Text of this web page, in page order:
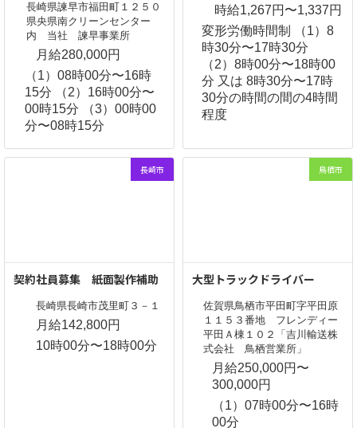
長崎県諫早市福田町１２５０
県央県南クリーンセンター
内 当社 諫早事業所
月給280,000円
（1）08時00分〜16時
15分 （2）16時00分〜
00時15分 （3）00時00
分〜08時15分
時給1,267円〜1,337円
変形労働時間制 （1）8
時30分〜17時30分
（2）8時00分〜18時00
分 又は 8時30分〜17時
30分の時間の間の4時間
程度
長崎市
契約社員募集 紙面製作補助
長崎県長崎市茂里町３－１
月給142,800円
10時00分〜18時00分
鳥栖市
大型トラックドライバー
佐賀県鳥栖市平田町字平田原
１１５３番地 フレンディー
平田Ａ棟１０２「吉川輸送株
式会社 鳥栖営業所」
月給250,000円〜
300,000円
（1）07時00分〜16時
00分